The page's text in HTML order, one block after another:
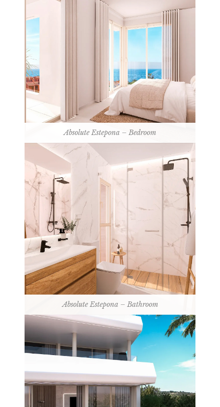
Absolute Estepona – Bedroom
Absolute Estepona – Bathroom